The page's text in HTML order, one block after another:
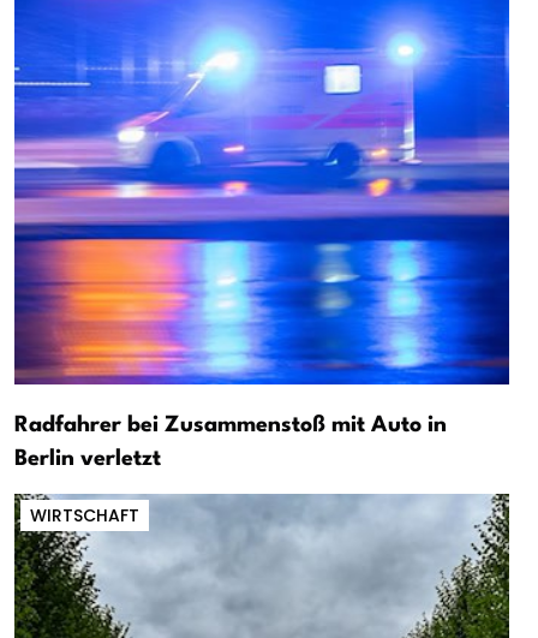
Radfahrer bei Zusammenstoß mit Auto in
Berlin verletzt
WIRTSCHAFT